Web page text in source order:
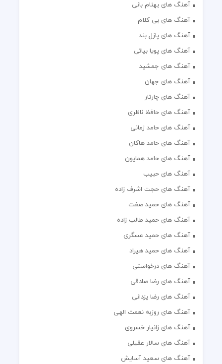
آهنگ های بهنام بانی
آهنگ های بی کلام
آهنگ های پازل بند
آهنگ های پویا بیاتی
آهنگ های جمشید
آهنگ های جهان
آهنگ های چارتار
آهنگ های حافظ ناظری
آهنگ های حامد زمانی
آهنگ های حامد هاکان
آهنگ های حامد همایون
آهنگ های حبیب
آهنگ های حجت اشرف زاده
آهنگ های حمید صفت
آهنگ های حمید طالب زاده
آهنگ های حمید عسگری
آهنگ های حمید هیراد
آهنگ های درخواستی
آهنگ های رضا صادقی
آهنگ های رضا یزدانی
آهنگ های روزبه نعمت الهی
آهنگ های زانیار خسروی
آهنگ های سالار عقیلی
آهنگ های سعید آسایش